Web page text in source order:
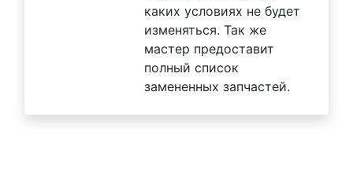
каких условиях не будет
изменяться. Так же
мастер предоставит
полный список
замененных запчастей.